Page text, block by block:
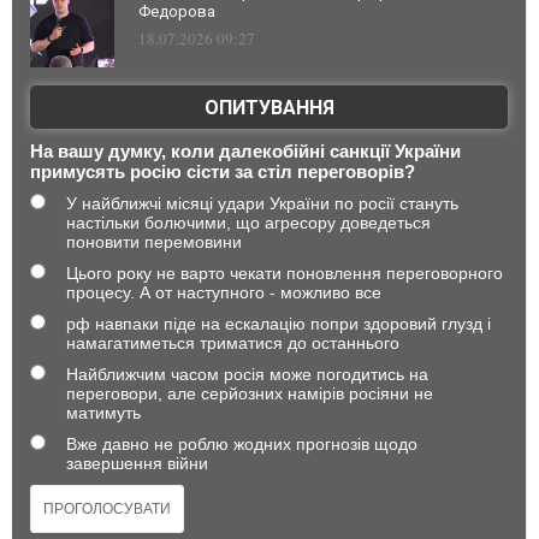
Федорова
18.07.2026 09:27
ОПИТУВАННЯ
На вашу думку, коли далекобійні санкції України
примусять росію сісти за стіл переговорів?
У найближчі місяці удари України по росії стануть
настільки болючими, що агресору доведеться
поновити перемовини
Цього року не варто чекати поновлення переговорного
процесу. А от наступного - можливо все
рф навпаки піде на ескалацію попри здоровий глузд і
намагатиметься триматися до останнього
Найближчим часом росія може погодитись на
переговори, але серйозних намірів росіяни не
матимуть
Вже давно не роблю жодних прогнозів щодо
завершення війни